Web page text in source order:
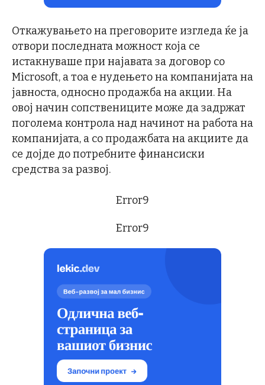
Откажувањето на преговорите изгледа ќе ја
отвори последната можност која се
истакнуваше при најавата за договор со
Microsoft, а тоа е нудењето на компанијата на
јавноста, односно продажба на акции. На
овој начин сопствениците може да задржат
поголема контрола над начинот на работа на
компанијата, а со продажбата на акциите да
се дојде до потребните финансиски
средства за развој.
Error9
Error9